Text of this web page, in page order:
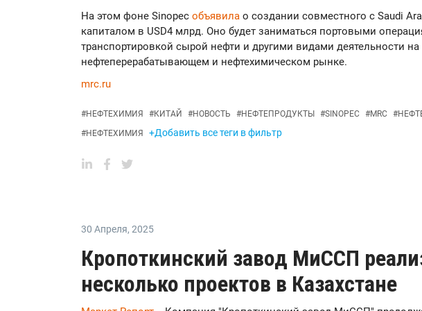
На этом фоне Sinopec объявила о создании совместного с Saudi
капиталом в USD4 млрд. Оно будет заниматься портовыми
транспортировкой сырой нефти и другими видами деятельности на
нефтеперерабатывающем и нефтехимическом рынке.
mrc.ru
#НЕФТЕХИМИЯ #КИТАЙ #НОВОСТЬ #НЕФТЕПРОДУКТЫ #SINOPEC #MRC #
#НЕФТЕХИМИЯ +Добавить все теги в фильтр
30 Апреля, 2025
Кропоткинский завод МиССП
несколько проектов в Казахстане